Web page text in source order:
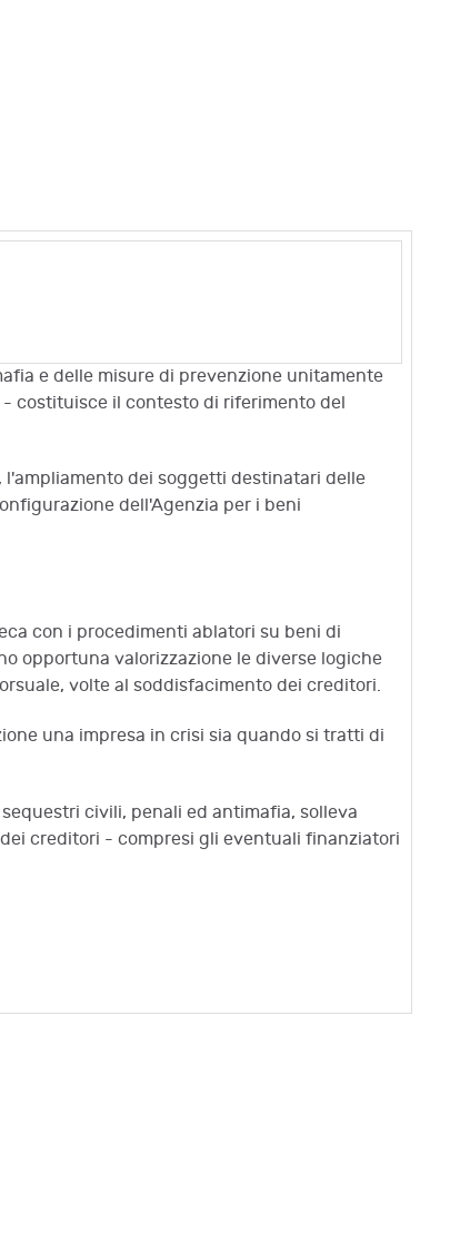
e delle misure di prevenzione unitamente
costituisce il contesto di riferimento del
dei soggetti destinatari delle
dell'Agenzia per i beni
con i procedimenti ablatori su beni di
opportuna valorizzazione le diverse logiche
volte al soddisfacimento dei creditori.
una impresa in crisi sia quando si tratti di
civili, penali ed antimafia, solleva
creditori - compresi gli eventuali finanziatori